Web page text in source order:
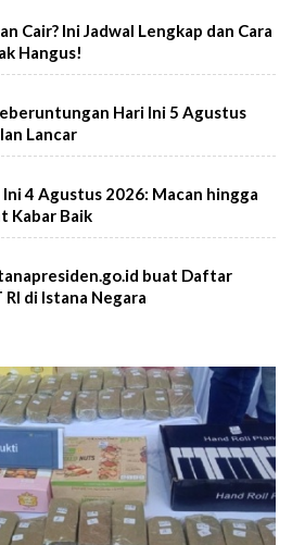
Cair? Ini Jadwal Lengkap dan Cara
Hangus!
Hari Ini 5 Agustus
Lancar
4 Agustus 2026: Macan hingga
Kabar Baik
buat Daftar
di Istana Negara